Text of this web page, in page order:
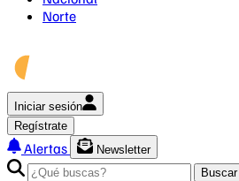
Norte
Iniciar sesión
Regístrate
Alertas
Newsletter
Buscar